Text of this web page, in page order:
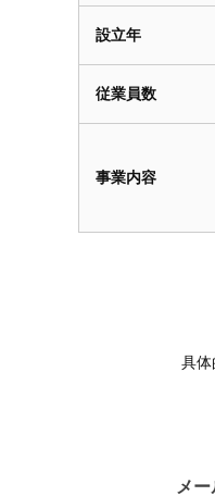
設立年
従業員数
事業内容
具体